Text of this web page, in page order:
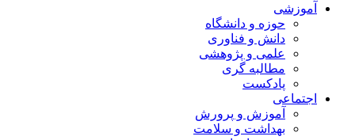
آموزشی
حوزه و دانشگاه
دانش و فناوری
علمی و پژوهشی
مطالبه گری
پادکست
اجتماعی
آموزش و پرورش
بهداشت و سلامت